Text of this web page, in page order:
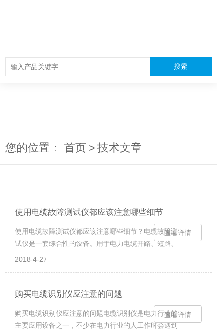
您的位置：首页 > 技术文章
使用电缆故障测试仪都应该注意哪些细节
使用电缆故障测试仪都应该注意哪些细节？电缆故障测
试仪是一套综合性的设备。用于电力电缆开路、短路、
接地、低阻、高阻闪络性及高阻泄漏性故障的测试，以
长度等，并可建立电缆档案以便日常维护管理。电缆故
障测试仪顾名思义是用来检查线路发生故障、维护各种
电缆的重要的采用多种故障探测方式的新型探测工具。
可以说是一种智能产品，一种智能的高科技产品。在使
2018-4-27
查看详情
购买电缆识别仪应注意的问题
购买电缆识别仪应注意的问题电缆识别仪是电力行业的
主要应用设备之一，不少在电力行业的人工作时会遇到
查看详情